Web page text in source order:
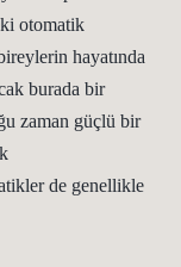
otomatik
hayatında
burada bir
zaman güçlü bir
de genellikle